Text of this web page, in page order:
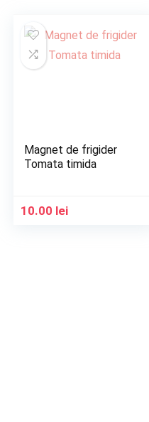
Magnet de frigider
Tomata timida
10.00 lei